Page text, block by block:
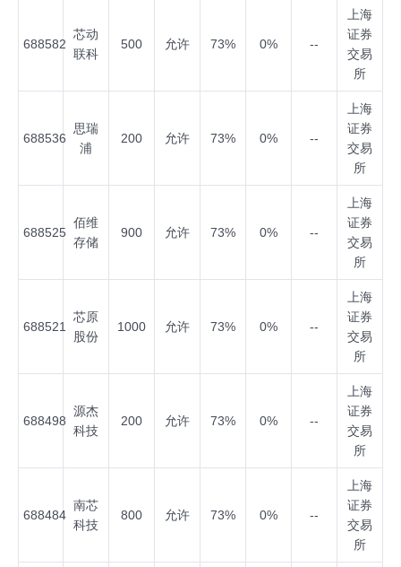
688582
芯动
联科
500 允许 73% 0% --
上海
证券
交易
所
688536
思瑞
浦
200 允许 73% 0% --
上海
证券
交易
所
688525
佰维
存储
900 允许 73% 0% --
上海
证券
交易
所
688521
芯原
股份
1000 允许 73% 0% --
上海
证券
交易
所
688498
源杰
科技
200 允许 73% 0% --
上海
证券
交易
所
688484
南芯
科技
800 允许 73% 0% --
上海
证券
交易
所